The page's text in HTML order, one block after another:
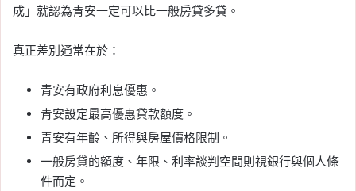
成」就認為青安一定可以比一般房貸多貸。
真正差別通常在於：
青安有政府利息優惠。
青安設定最高優惠貸款額度。
青安有年齡、所得與房屋價格限制。
一般房貸的額度、年限、利率談判空間則視銀行與個人條
件而定。